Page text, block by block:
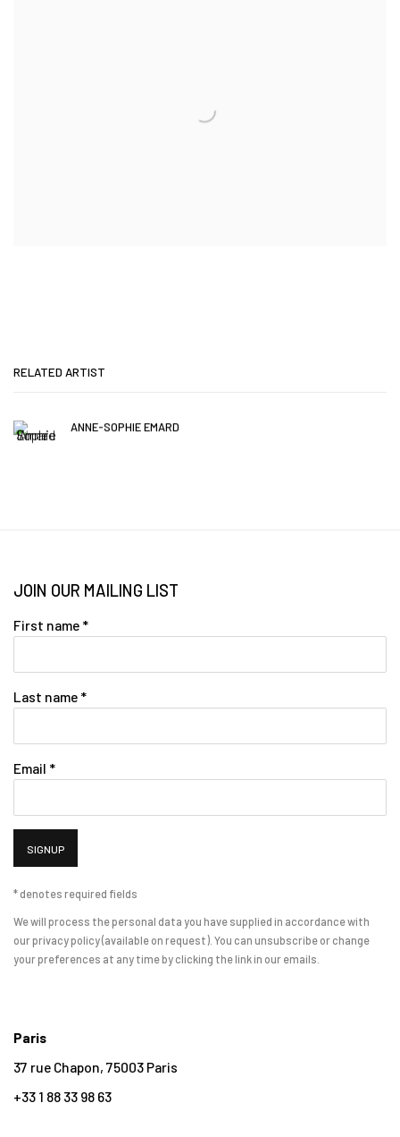
RELATED ARTIST
ANNE-SOPHIE EMARD
JOIN OUR MAILING LIST
First name *
Last name *
Email *
SIGNUP
* denotes required fields
We will process the personal data you have supplied in accordance with
our privacy policy (available on request). You can unsubscribe or change
your preferences at any time by clicking the link in our emails.
Paris
37 rue Chapon, 75003 Paris
+33 1 88 33 98 63